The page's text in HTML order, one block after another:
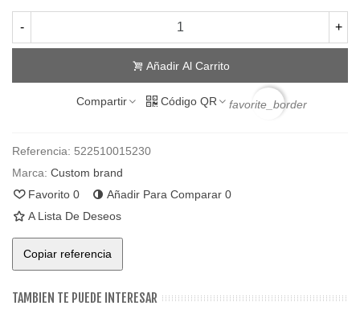
- +
Añadir Al Carrito
Compartir Código QR favorite_border
Referencia: 522510015230
Marca: Custom brand
Favorito 0 Añadir Para Comparar 0
A Lista De Deseos
Copiar referencia
TAMBIEN TE PUEDE INTERESAR